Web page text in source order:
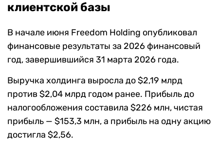
клиентской базы
В начале июня Freedom Holding опубликовал
финансовые результаты за 2026 финансовый
год, завершившийся 31 марта 2026 года.
Выручка холдинга выросла до $2,19 млрд
против $2,04 млрд годом ранее. Прибыль до
налогообложения составила $226 млн, чистая
прибыль — $153,3 млн, а прибыль на одну акцию
достигла $2,56.